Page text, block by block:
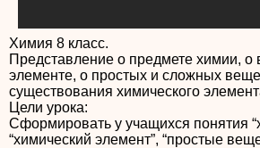
Химия 8 класс.
Представление о предмете химии, о
элементе, о простых и сложных
существования химического
Цели урока:
Сформировать у учащихся понятия
“химический элемент”, “простые